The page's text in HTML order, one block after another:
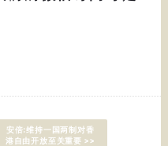
安倍:维持一国两制对香
港自由开放至关重要 >>